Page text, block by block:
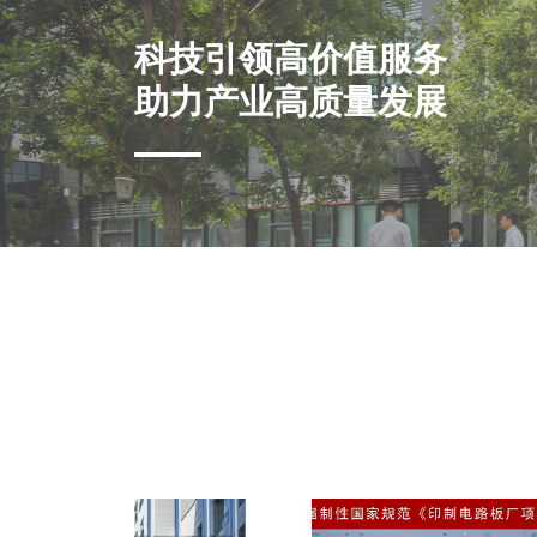
科技引领高价值服务
助力产业高质量发展
科技引领高价值服务
助力产业高质量发展
科技引领高价值服务
助力产业高质量发展
科技引领高价值服务
助力产业高质量发展
科技引领高价值服务
助力产业高质量发展
科技引领高价值服务
助力产业高质量发展
科技引领高价值服务
助力产业高质量发展